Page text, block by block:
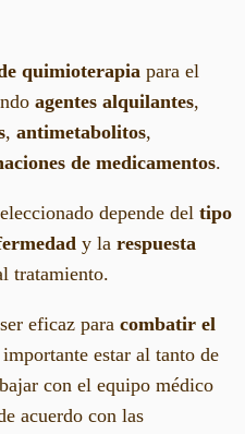
quimioterapia para el
agentes alquilantes,
, antimetabolitos,
de medicamentos.
depende del tipo
y la respuesta
tratamiento.
eficaz para combatir el
estar al tanto de
con el equipo médico
acuerdo con las